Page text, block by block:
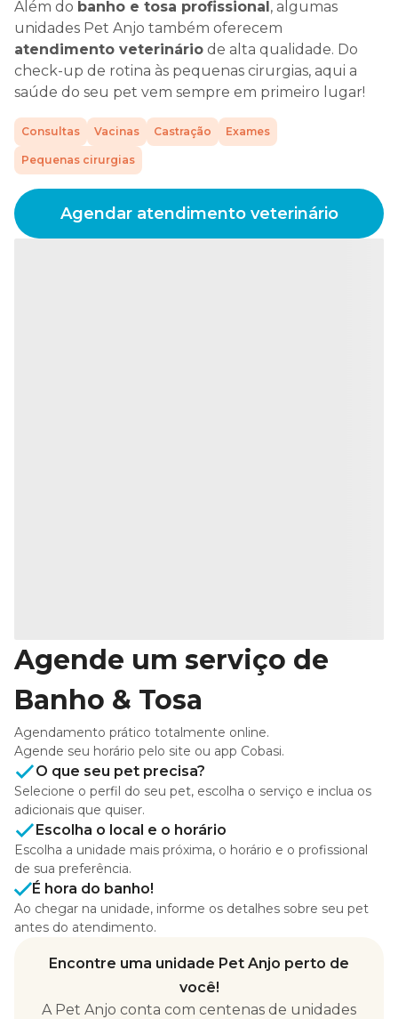
Além do banho e tosa profissional , algumas
unidades Pet Anjo também oferecem
atendimento veterinário de alta qualidade. Do
check-up de rotina às pequenas cirurgias, aqui a
saúde do seu pet vem sempre em primeiro lugar!
Consultas Vacinas Castração Exames
Pequenas cirurgias
Agendar atendimento veterinário
Agende um serviço de
Banho & Tosa
Agendamento prático totalmente online.
Agende seu horário pelo site ou app Cobasi.
O que seu pet precisa?
Selecione o perfil do seu pet, escolha o serviço e inclua os
adicionais que quiser.
Escolha o local e o horário
Escolha a unidade mais próxima, o horário e o profissional
de sua preferência.
É hora do banho!
Ao chegar na unidade, informe os detalhes sobre seu pet
antes do atendimento.
Encontre uma unidade Pet Anjo perto de
você!
A Pet Anjo conta com centenas de unidades